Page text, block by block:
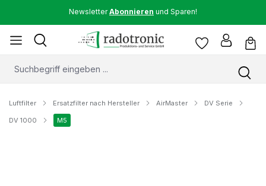
NewsletterAbonnieren und Sparen!
Luftfilter Ersatzfilter nach Hersteller AirMaster DV Serie
DV 1000 M5